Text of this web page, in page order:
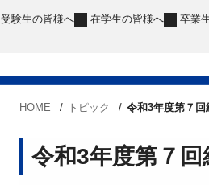
受験生の皆様へ 在学生の皆様へ 卒業
HOME トピック 令和3年度第７
令和3年度第７